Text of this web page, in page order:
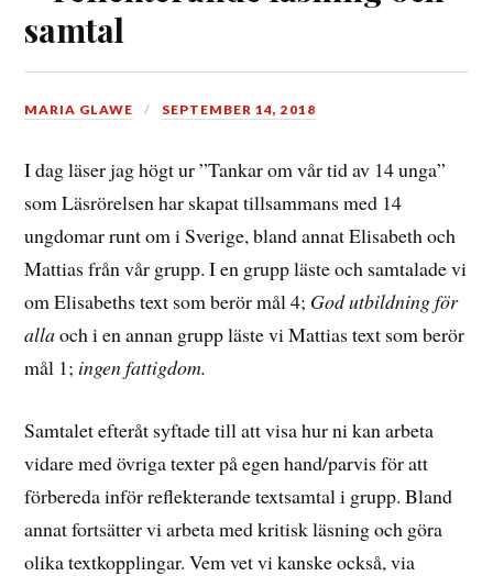
samtal
MARIA GLAWE SEPTEMBER 14, 2018
I dag läser jag högt ur ”Tankar om vår tid av 14 unga”
som Läsrörelsen har skapat tillsammans med 14
ungdomar runt om i Sverige, bland annat Elisabeth och
Mattias från vår grupp. I en grupp läste och samtalade vi
om Elisabeths text som berör mål 4; God utbildning för
allaoch i en annan grupp läste vi Mattias text som berör
mål 1; ingen fattigdom.
Samtalet efteråt syftade till att visa hur ni kan arbeta
vidare med övriga texter på egen hand/parvis för att
förbereda inför reflekterande textsamtal i grupp. Bland
annat fortsätter vi arbeta med kritisk läsning och göra
olika textkopplingar. Vem vet vi kanske också, via